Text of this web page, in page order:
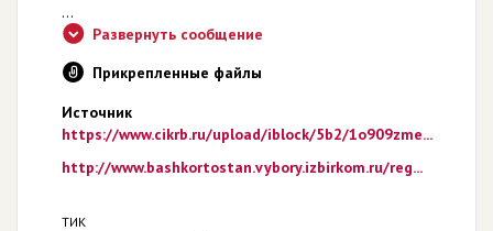
...
Развернуть сообщение
Прикрепленные файлы
Источник
https://www.cikrb.ru/upload/iblock/5b2/1o909zme...
http://www.bashkortostan.vybory.izbirkom.ru/reg...
ТИК